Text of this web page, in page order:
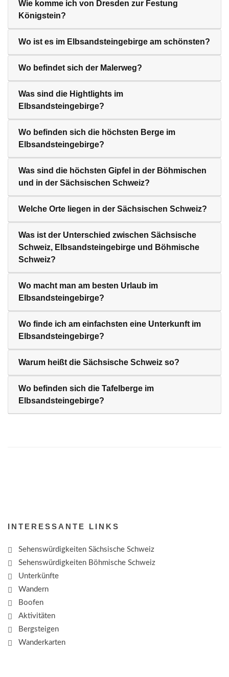
Wie komme ich von Dresden zur Festung
Königstein?
Wo ist es im Elbsandsteingebirge am schönsten?
Wo befindet sich der Malerweg?
Was sind die Hightlights im
Elbsandsteingebirge?
Wo befinden sich die höchsten Berge im
Elbsandsteingebirge?
Was sind die höchsten Gipfel in der Böhmischen
und in der Sächsischen Schweiz?
Welche Orte liegen in der Sächsischen Schweiz?
Was ist der Unterschied zwischen Sächsische
Schweiz, Elbsandsteingebirge und Böhmische
Schweiz?
Wo macht man am besten Urlaub im
Elbsandsteingebirge?
Wo finde ich am einfachsten eine Unterkunft im
Elbsandsteingebirge?
Warum heißt die Sächsische Schweiz so?
Wo befinden sich die Tafelberge im
Elbsandsteingebirge?
INTERESSANTE LINKS
Sehenswürdigkeiten Sächsische Schweiz
Sehenswürdigkeiten Böhmische Schweiz
Unterkünfte
Wandern
Boofen
Aktivitäten
Bergsteigen
Wanderkarten